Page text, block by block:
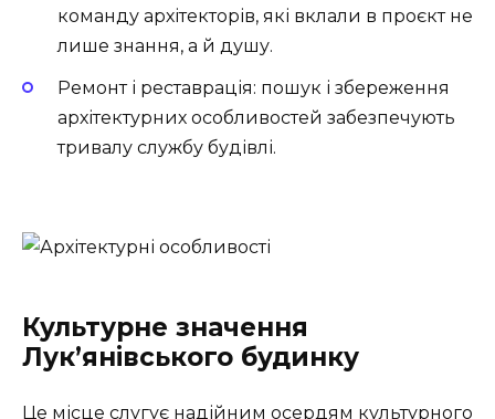
команду архітекторів, які вклали в проєкт не
лише знання, а й душу.
Ремонт і реставрація: пошук і збереження
архітектурних особливостей забезпечують
тривалу службу будівлі.
Культурне значення
Лук’янівського будинку
Це місце слугує надійним осердям культурного